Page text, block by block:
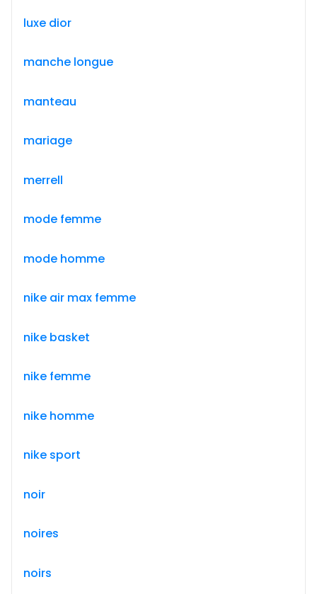
luxe dior
manche longue
manteau
mariage
merrell
mode femme
mode homme
nike air max femme
nike basket
nike femme
nike homme
nike sport
noir
noires
noirs